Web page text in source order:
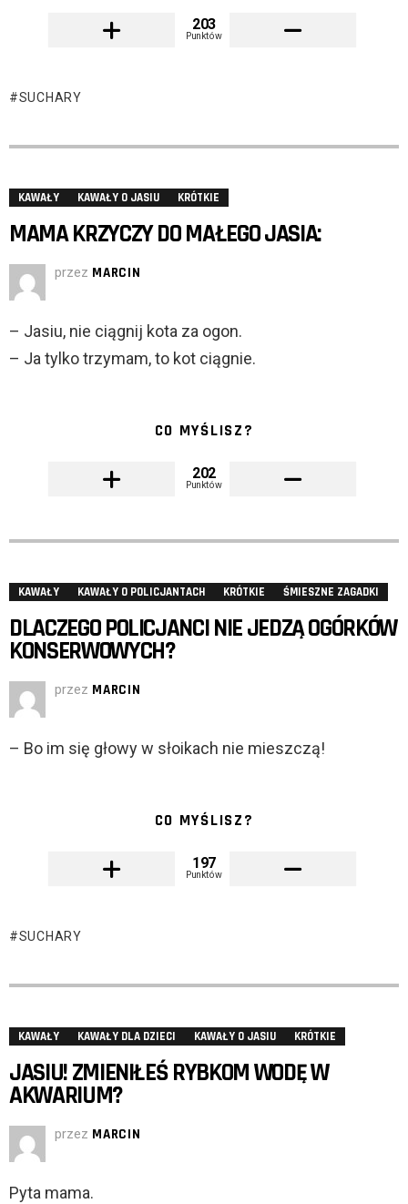
203
Punktów
SUCHARY
KAWAŁY KAWAŁY O JASIU KRÓTKIE
MAMA KRZYCZY DO MAŁEGO JASIA:
przez MARCIN
– Jasiu, nie ciągnij kota za ogon.
– Ja tylko trzymam, to kot ciągnie.
CO MYŚLISZ?
202
Punktów
KAWAŁY KAWAŁY O POLICJANTACH KRÓTKIE ŚMIESZNE ZAGADKI
DLACZEGO POLICJANCI NIE JEDZĄ OGÓRKÓW
KONSERWOWYCH?
przez MARCIN
– Bo im się głowy w słoikach nie mieszczą!
CO MYŚLISZ?
197
Punktów
SUCHARY
KAWAŁY KAWAŁY DLA DZIECI KAWAŁY O JASIU KRÓTKIE
JASIU! ZMIENIŁEŚ RYBKOM WODĘ W
AKWARIUM?
przez MARCIN
Pyta mama.